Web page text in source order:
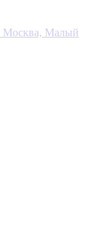
Москва, Малый